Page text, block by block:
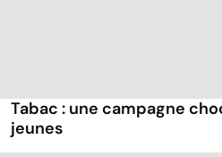
Tabac : une campagne
jeunes